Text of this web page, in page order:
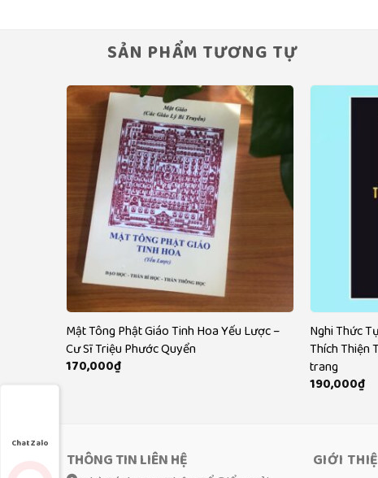
SẢN PHẨM TƯƠNG TỰ
Mật Tông Phật Giáo Tinh Hoa Yếu Lược –
Cư Sĩ Triệu Phước Quyển
170,000₫
Nghi Thức
Thích Thiện
trang
190,000₫
THÔNG TIN LIÊN HỆ
GIỚI
Chat Zalo